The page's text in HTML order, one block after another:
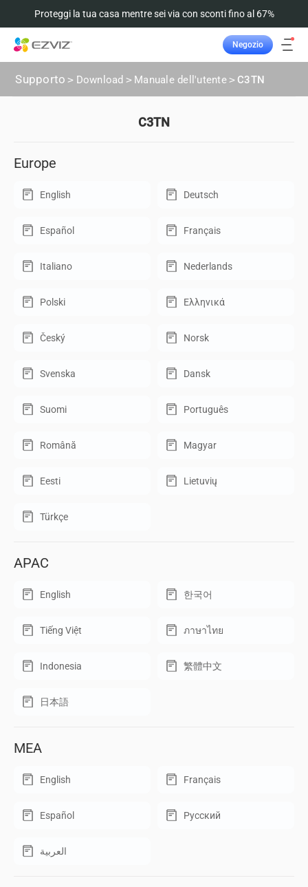
Proteggi la tua casa mentre sei via con sconti fino al 67%
Negozio
Supporto > Download > Manuale dell'utente> C3TN
C3TN
Europe
English Deutsch
Español Français
Italiano Nederlands
Polski Ελληνικά
Český Norsk
Svenska Dansk
Suomi Português
Română Magyar
Eesti Lietuvių
Türkçe
APAC
English 한국어
Tiếng Việt ภาษาไทย
Indonesia 繁體中文
日本語
MEA
English Français
Español Русский
العربية